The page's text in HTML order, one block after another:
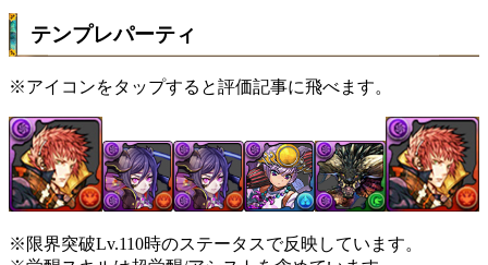
テンプレパーティ
※アイコンをタップすると評価記事に飛べます。
※限界突破Lv.110時のステータスで反映しています。